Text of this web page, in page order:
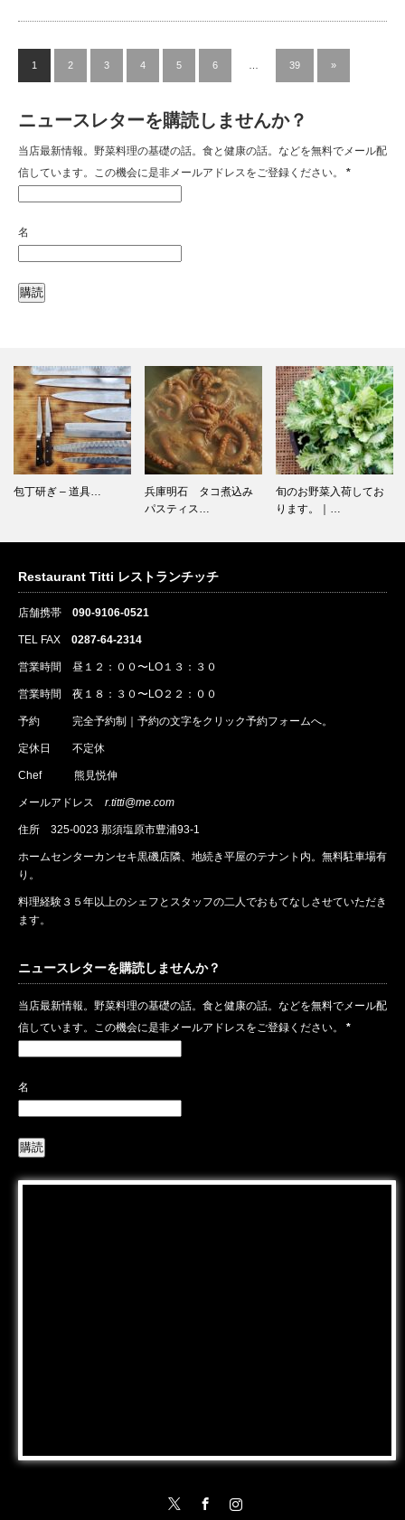
1 2 3 4 5 6 39 »
ニュースレターを購読しませんか？
当店最新情報。野菜料理の基礎の話。食と健康の話。などを無料でメール配
信しています。この機会に是非メールアドレスをご登録ください。 *
名
包丁研ぎ – 道具…
兵庫明石 タコ煮込み
パスティス…
旬のお野菜入荷してお
ります。｜…
Restaurant Titti レストランチッチ
店舗携帯 090-9106-0521
TEL FAX 0287-64-2314
営業時間 昼１２：００〜LO１３：３０
営業時間 夜１８：３０〜LO２２：００
予約 完全予約制｜ 予約の文字をクリック予約フォームへ。
定休日 不定休
Chef 熊見悦伸
メールアドレス r.titti@me.com
住所 325-0023 那須塩原市豊浦93-1
ホームセンターカンセキ黒磯店隣、地続き平屋のテナント内。無料駐車場有
り。
料理経験３５年以上のシェフとスタッフの二人でおもてなしさせていただき
ます。
ニュースレターを購読しませんか？
当店最新情報。野菜料理の基礎の話。食と健康の話。などを無料でメール配
信しています。この機会に是非メールアドレスをご登録ください。 *
名
Instagram